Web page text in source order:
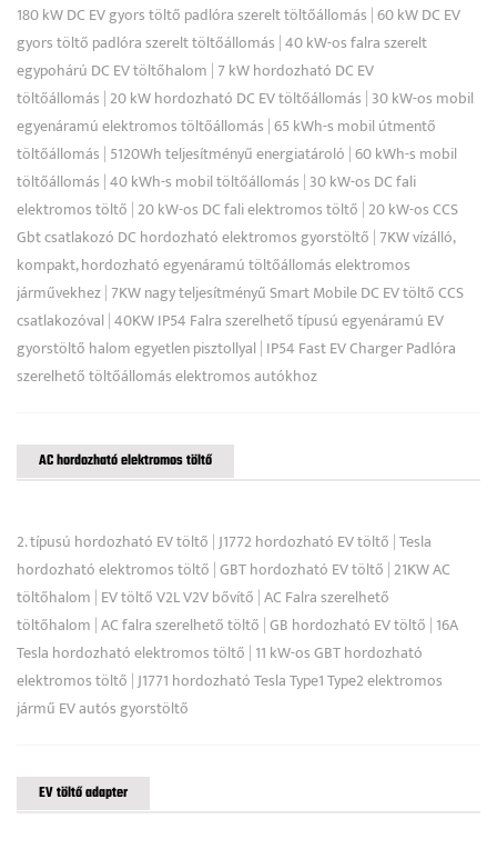
180 kW DC EV gyors töltő padlóra szerelt töltőállomás |60 kW DC EV
gyors töltő padlóra szerelt töltőállomás |40 kW-os falra szerelt
egypohárú DC EV töltőhalom | 7 kW hordozható DC EV
töltőállomás |20 kW hordozható DC EV töltőállomás | 30 kW-os mobil
egyenáramú elektromos töltőállomás |65 kWh-s mobil útmentő
töltőállomás | 5120Wh teljesítményű energiatároló |60 kWh-s mobil
töltőállomás |40 kWh-s mobil töltőállomás | 30 kW-os DC fali
elektromos töltő |20 kW-os DC fali elektromos töltő |20 kW-os CCS
Gbt csatlakozó DC hordozható elektromos gyorstöltő | 7KW vízálló,
kompakt, hordozható egyenáramú töltőállomás elektromos
járművekhez| 7KW nagy teljesítményű Smart Mobile DC EV töltő CCS
csatlakozóval |40KW IP54 Falra szerelhető típusú egyenáramú EV
gyorstöltő halom egyetlen pisztollyal | IP54 Fast EV Charger Padlóra
szerelhető töltőállomás elektromos autókhoz
AC hordozható elektromos töltő
2. típusú hordozható EV töltő |J1772 hordozható EV töltő |Tesla
hordozható elektromos töltő |GBT hordozható EV töltő |21KW AC
töltőhalom | EV töltő V2L V2V bővítő |AC Falra szerelhető
töltőhalom |AC falra szerelhető töltő |GB hordozható EV töltő | 16A
Tesla hordozható elektromos töltő | 11 kW-os GBT hordozható
elektromos töltő |J1771 hordozható Tesla Type1 Type2 elektromos
jármű EV autós gyorstöltő
EV töltő adapter